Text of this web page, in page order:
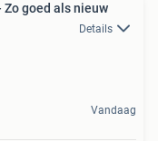
Zo goed als nieuw
Details
Vandaag